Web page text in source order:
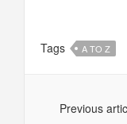
Tags A TO Z
Previous